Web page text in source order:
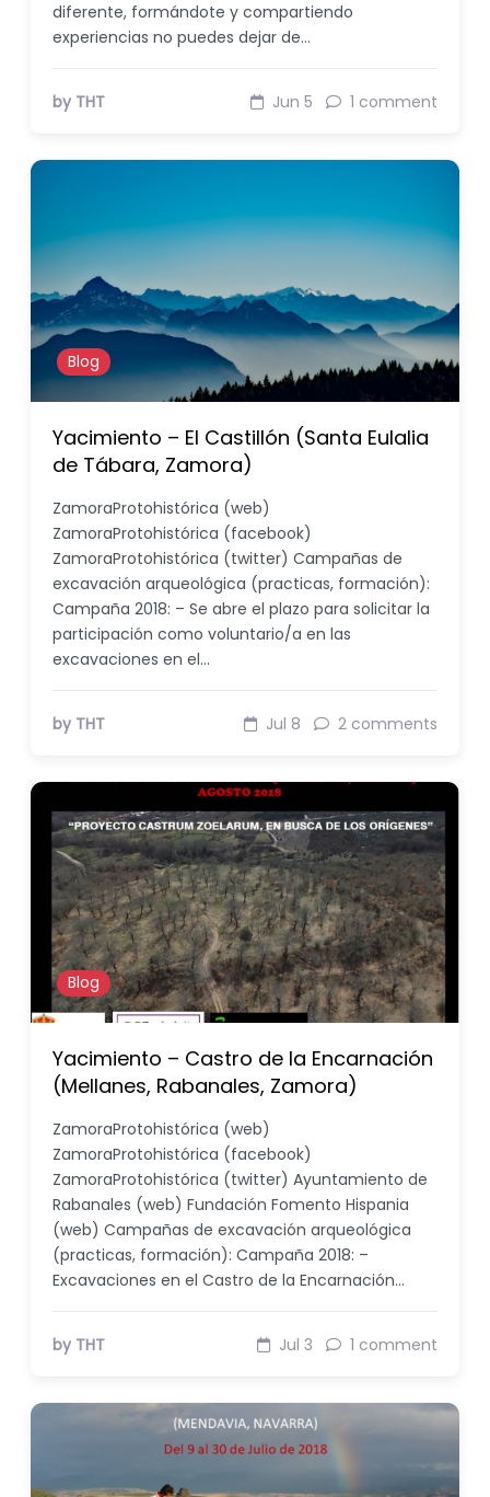
diferente, formándote y compartiendo
experiencias no puedes dejar de…
by THT Jun 5 1 comment
Blog
Yacimiento – El Castillón (Santa Eulalia
de Tábara, Zamora)
ZamoraProtohistórica (web)
ZamoraProtohistórica (facebook)
ZamoraProtohistórica (twitter) Campañas de
excavación arqueológica (practicas, formación):
Campaña 2018: – Se abre el plazo para solicitar la
participación como voluntario/a en las
excavaciones en el…
by THT Jul 8 2 comments
Blog
Yacimiento – Castro de la Encarnación
(Mellanes, Rabanales, Zamora)
ZamoraProtohistórica (web)
ZamoraProtohistórica (facebook)
ZamoraProtohistórica (twitter) Ayuntamiento de
Rabanales (web) Fundación Fomento Hispania
(web) Campañas de excavación arqueológica
(practicas, formación): Campaña 2018: –
Excavaciones en el Castro de la Encarnación…
by THT Jul 3 1 comment